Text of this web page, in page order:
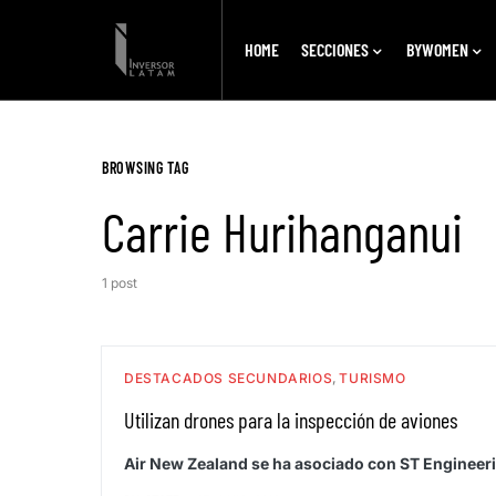
HOME SECCIONES BYWOMEN
BROWSING TAG
Carrie Hurihanganui
1 post
DESTACADOS SECUNDARIOS TURISMO
Utilizan drones para la inspección de aviones
Air New Zealand se ha asociado con ST